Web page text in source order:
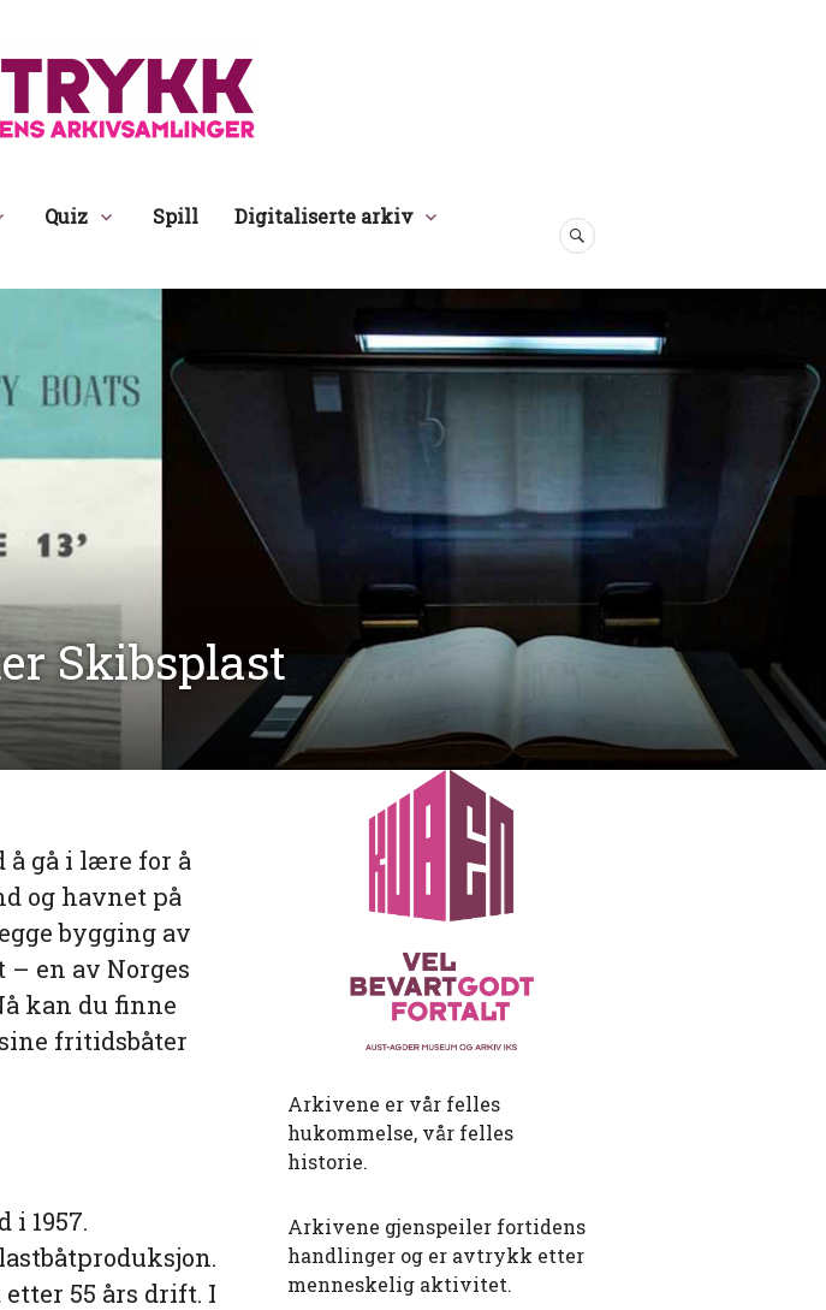
Avtrykk
Quiz Spill
Digitaliserte arkiv
SØK
Skibsplast
å gå i lære for å
og havnet på
bygging av
– en av Norges
kan du finne
fritidsbåter
i 1957.
55 års drift. I
Arkivene er vår felles
hukommelse, vår felles
historie.
Arkivene gjenspeiler fortidens
handlinger og er avtrykk etter
menneskelig aktivitet.